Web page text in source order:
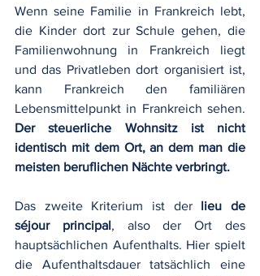
Wenn seine Familie in Frankreich lebt,
die Kinder dort zur Schule gehen, die
Familienwohnung in Frankreich liegt
und das Privatleben dort organisiert ist,
kann Frankreich den familiären
Der steuerliche Wohnsitz ist nicht
identisch mit dem Ort, an dem man die
meisten beruflichen Nächte verbringt.
Das zweite Kriterium ist der lieu de
séjour principal, also der Ort des
hauptsächlichen Aufenthalts. Hier spielt
die Aufenthaltsdauer tatsächlich eine